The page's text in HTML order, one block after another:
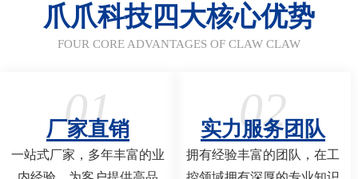
爪爪科技四大核心优势
FOUR CORE ADVANTAGES OF CLAW CLAW
01
厂家直销
一站式厂家，多年丰富的业
02
实力服务团队
拥有经验丰富的团队，在工